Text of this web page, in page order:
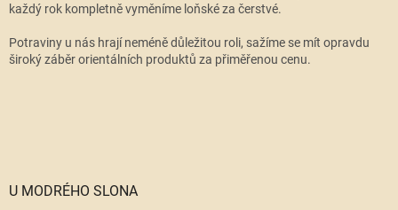
každý rok kompletně vyměníme loňské za čerstvé.
Potraviny u nás hrají neméně důležitou roli, sažíme se mít opravdu
široký záběr orientálních produktů za přiměřenou cenu.
U MODRÉHO SLONA